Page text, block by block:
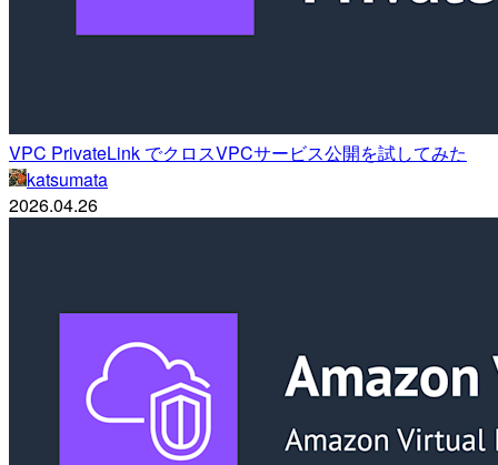
VPC PrivateLink でクロスVPCサービス公開を試してみた
katsumata
2026.04.26